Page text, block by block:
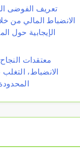
تعريف الفوضى
الانضباط المالي من
الإيجابية حول
معتقدات
الانضباط،